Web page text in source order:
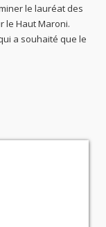
le lauréat des
le Haut Maroni.
a souhaité que le